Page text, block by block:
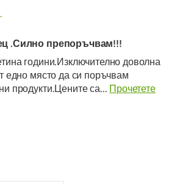
.Силно препоръчвам!!!
години.Изключително доволна
едно място да си поръчвам
продукти.Цените са... Прочетете